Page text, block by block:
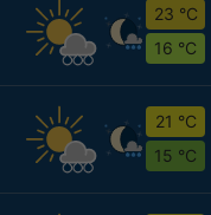
23 °C
16 °C
21 °C
15 °C